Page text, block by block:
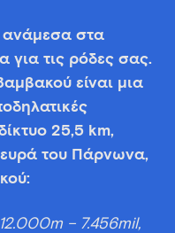
ανάμεσα στα
για τις ρόδες σας.
είναι μια
25,5 km,
του Πάρνωνα,
– 7.456mil,